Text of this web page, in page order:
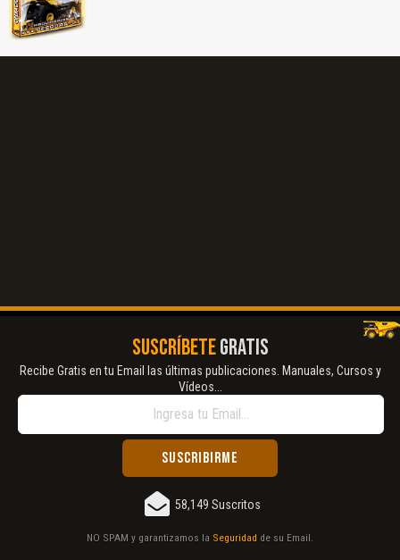
SUSCRÍBETEGRATIS
Recibe Gratis en tu Email las últimas publicaciones. Manuales, Cursos y
Vídeos...
58,149 Suscritos
NO SPAM y garantizamos la Seguridad de su Email.